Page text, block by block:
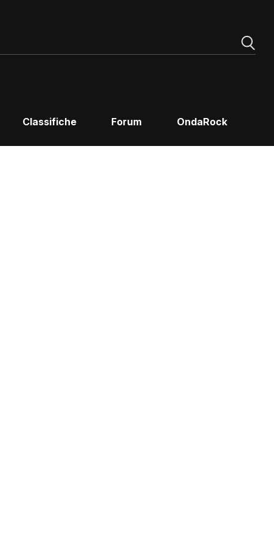
Classifiche Forum OndaRock